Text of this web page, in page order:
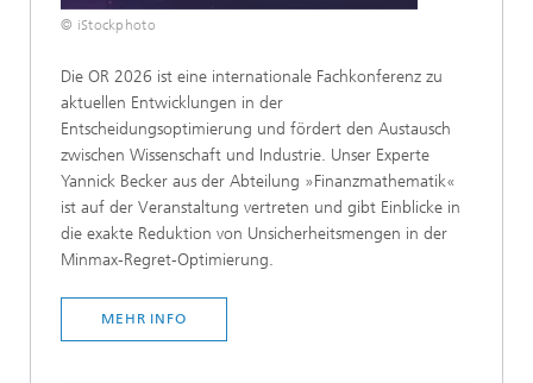
© iStockphoto
Die OR 2026 ist eine internationale Fachkonferenz zu
aktuellen Entwicklungen in der
Entscheidungsoptimierung und fördert den Austausch
zwischen Wissenschaft und Industrie. Unser Experte
Yannick Becker aus der Abteilung »Finanzmathematik«
ist auf der Veranstaltung vertreten und gibt Einblicke in
die exakte Reduktion von Unsicherheitsmengen in der
Minmax-Regret-Optimierung.
MEHR INFO